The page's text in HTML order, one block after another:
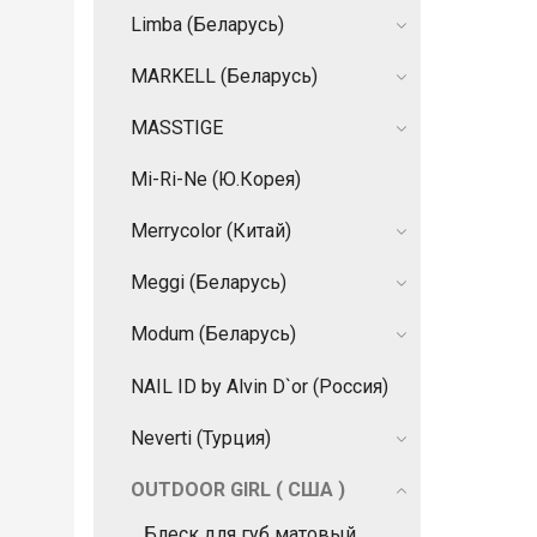
Limba (Беларусь)
MARKELL (Беларусь)
MASSTIGE
Mi-Ri-Ne (Ю.Корея)
Merrycolor (Китай)
Meggi (Беларусь)
Modum (Беларусь)
NAIL ID by Alvin D`or (Россия)
Neverti (Турция)
OUTDOOR GIRL ( США )